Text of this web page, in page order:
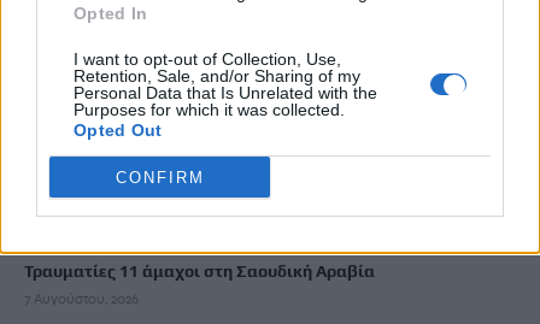
Opted In
I want to opt-out of Collection, Use,
Retention, Sale, and/or Sharing of my
Personal Data that Is Unrelated with the
Purposes for which it was collected.
Opted Out
CONFIRM
Άγριος θάνατος για διεθνή ποδοσφαιριστή στην Ουγκάντα:
Τον ξυλοκόπησαν με πλάκες πεζοδρομίου για να του πάρουν
7 Αυγούστου, 2026
Τραυματίες 11 άμαχοι στη Σαουδική Αραβία
7 Αυγούστου, 2026